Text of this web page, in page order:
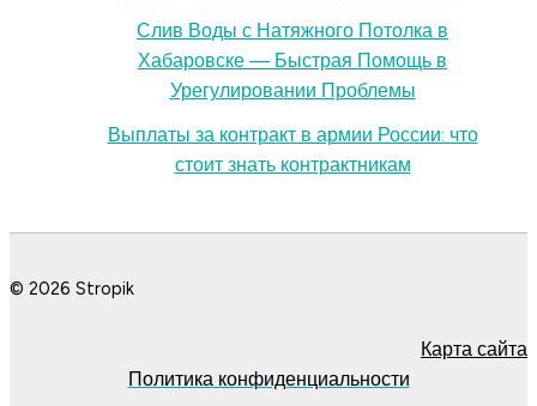
Слив Воды с Натяжного Потолка в
Хабаровске — Быстрая Помощь в
Урегулировании Проблемы
Выплаты за контракт в армии России: что
стоит знать контрактникам
© 2026 Stropik
Карта сайта
Политика конфиденциальности